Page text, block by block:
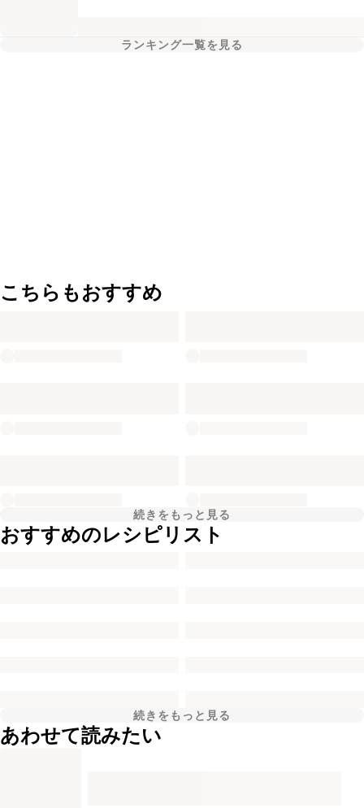
ランキング一覧を見る
こちらもおすすめ
続きをもっと見る
おすすめのレシピリスト
続きをもっと見る
あわせて読みたい